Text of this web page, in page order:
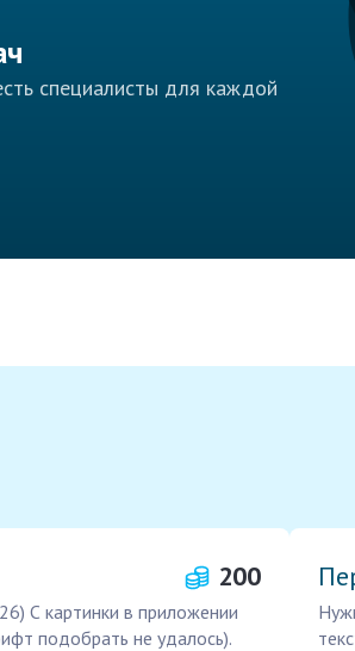
специалисты для каждой
200
С картинки в приложении
подобрать не удалось).